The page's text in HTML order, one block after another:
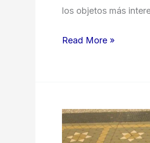
los objetos más
Sin
comentarios
sobre
Read More »